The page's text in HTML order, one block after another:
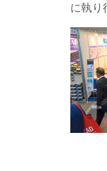
に執り